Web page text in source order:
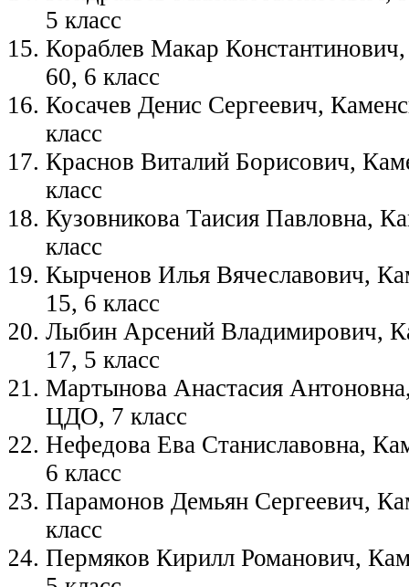
5 класс
Кораблев Макар
60, 6 класс
Косачев Денис Сергеевич,
класс
Краснов Виталий Борисович,
класс
Кузовникова Таисия Павловна,
класс
Кырченов Илья Вячеславович,
15, 6 класс
Лыбин Арсений Владимирович,
17, 5 класс
Мартынова Анастасия
ЦДО, 7 класс
Нефедова Ева Станиславовна,
6 класс
Парамонов Демьян Сергеевич,
класс
Пермяков Кирилл Романович,